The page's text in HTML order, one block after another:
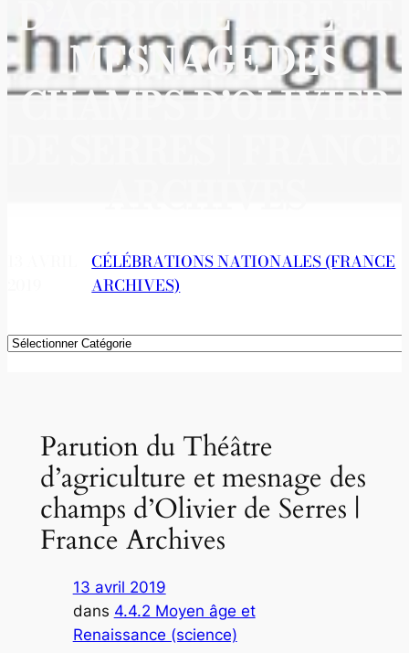
D’AGRICULTURE ET
MESNAGE DES
CHAMPS D’OLIVIER
CÉLÉBRATIONS NATIONALES (FRANCE
ARCHIVES)
Catégories
Parution du Théâtre
d’agriculture et mesnage des
champs d’Olivier de Serres |
France Archives
13 avril 2019
dans 4.4.2 Moyen âge et
Renaissance (science)